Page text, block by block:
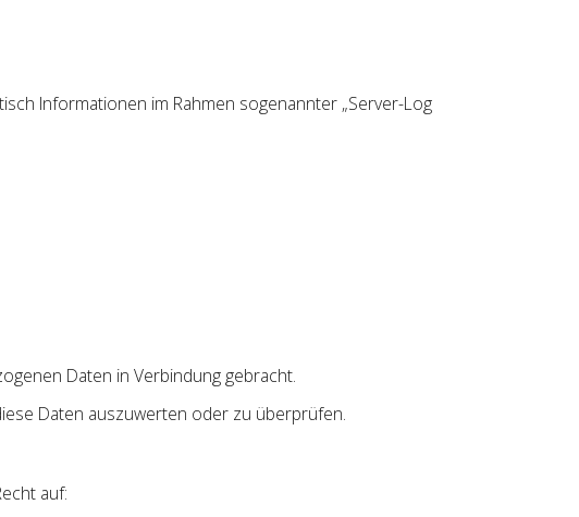
Informationen im Rahmen sogenannter „Server-Log
Daten in Verbindung gebracht.
Daten auszuwerten oder zu überprüfen.
auf: